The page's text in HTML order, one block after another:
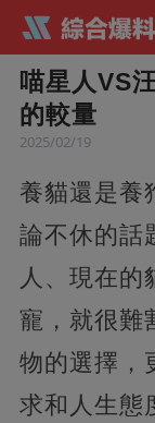
喵星人VS
的較量
2025/02/19
養貓還是養
論不休的話
人、現在的
寵，就很難
物的選擇，
求和人生態